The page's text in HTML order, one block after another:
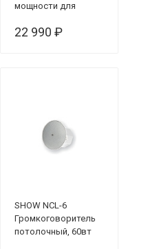
мощности для
оповещения
22 990 ₽
SHOW NCL-6
Громкоговоритель
потолочный, 60вт